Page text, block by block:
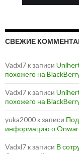
СВЕЖИЕ
Vadxl7 к записи
похожего на
Vadxl7 к записи
похожего на
yuka2000 к записи
информацию о
Vadxl7 к записи В